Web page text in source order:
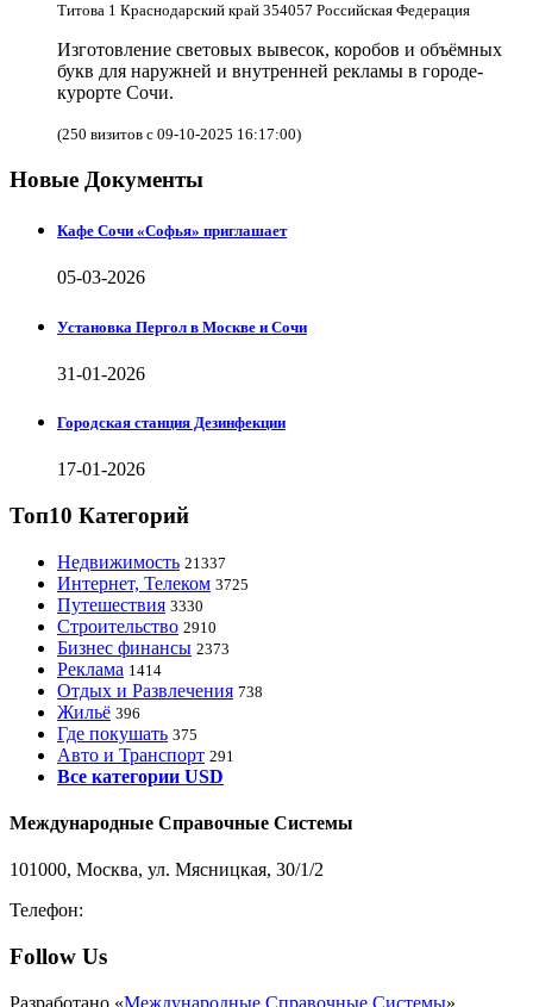
Титова 1 Краснодарский край 354057 Российская Федерация
Изготовление световых вывесок, коробов и объёмных
букв для наружней и внутренней рекламы в городе-
курорте Сочи.
(250 визитов с 09-10-2025 16:17:00)
Новые Документы
Кафе Сочи «Софья» приглашает
05-03-2026
Установка Пергол в Москве и Сочи
31-01-2026
Городская станция Дезинфекции
17-01-2026
Топ10 Категорий
Недвижимость 21337
Интернет, Телеком 3725
Путешествия 3330
Строительство 2910
Бизнес финансы 2373
Реклама 1414
Отдых и Развлечения 738
Жильё 396
Где покушать 375
Авто и Транспорт 291
Все категории USD
Международные Справочные Системы
101000, Москва, ул. Мясницкая, 30/1/2
Телефон:
Follow Us
Разработано «Международные Справочные Системы».